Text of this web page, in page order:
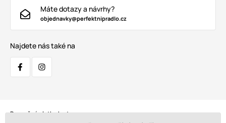
Máte dotazy a návrhy?
objednavky@perfektnipradlo.cz
Najdete nás také na
Bezpečná platba kartou: